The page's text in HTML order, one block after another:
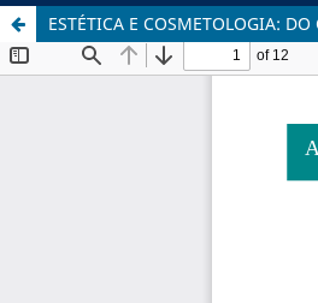
ESTÉTICA E COSMETOLOGIA: